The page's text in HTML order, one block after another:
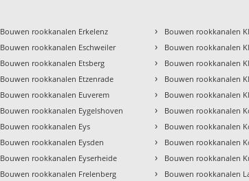
Bouwen rookkanalen Erkelenz
Bouwen rookkanalen Eschweiler
Bouwen rookkanalen Etsberg
Bouwen rookkanalen Etzenrade
Bouwen rookkanalen Euverem
Bouwen rookkanalen Eygelshoven
Bouwen rookkanalen Eys
Bouwen rookkanalen Eysden
Bouwen rookkanalen Eyserheide
Bouwen rookkanalen Frelenberg
› Bouwen rookkanalen
› Bouwen rookkanalen
› Bouwen rookkanalen
› Bouwen rookkanalen
› Bouwen rookkanalen
› Bouwen rookkanalen
› Bouwen rookkanalen
› Bouwen rookkanalen
› Bouwen rookkanalen
› Bouwen rookkanalen